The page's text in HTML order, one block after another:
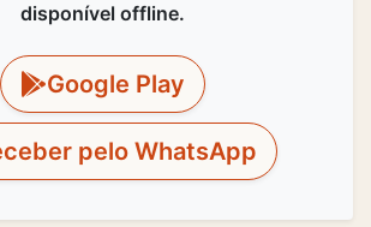
disponível offline.
Google Play
pelo WhatsApp